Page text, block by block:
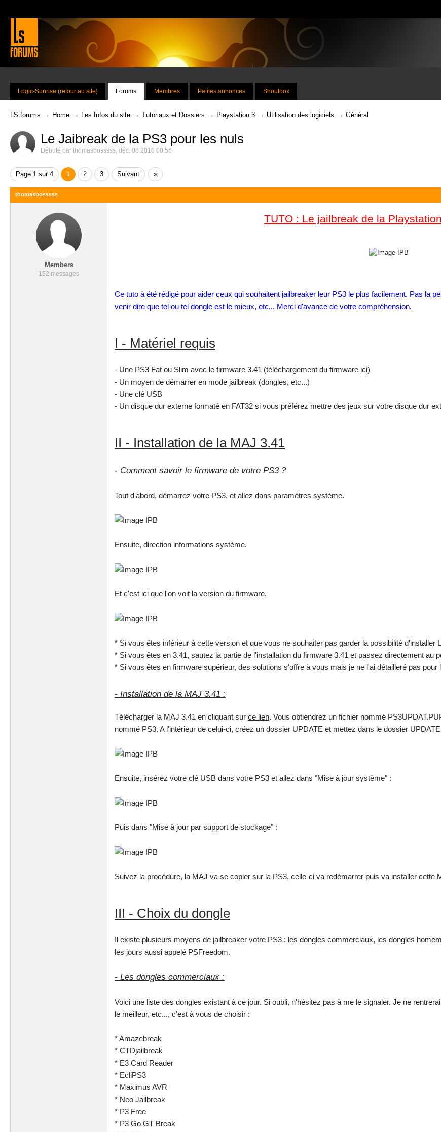
Logic-Sunrise (retour au site) Forums Membres Petites annonces Shoutbox
LS forums → Home → Les Infos du site → Tutoriaux et Dossiers → Playstation 3 → Utilisation des logiciels → Général
Le Jaibreak de la PS3 pour les nuls
Débuté par thomasbosssss, déc. 08 2010 00:56
Page 1 sur 4 1 2 3 Suivant »
thomasbosssss
Members
152 messages
TUTO : Le jailbreak de la
Ce tuto à été rédigé pour aider ceux qui souhaitent jailbreaker leur PS3 le plus facilement. Pas la
venir dire que tel ou tel dongle est le mieux, etc... Merci d'avance de votre compréhension.
I - Matériel requis
- Une PS3 Fat ou Slim avec le firmware 3.41 (téléchargement du firmware ici)
- Un moyen de démarrer en mode jailbreak (dongles, etc...)
- Une clé USB
- Un disque dur externe formaté en FAT32 si vous préférez mettre des jeux sur votre disque dur
II - Installation de la MAJ 3.41
- Comment savoir le firmware de votre PS3 ?
Tout d'abord, démarrez votre PS3, et allez dans paramètres système.
Ensuite, direction informations système.
Et c'est ici que l'on voit la version du firmware.
* Si vous êtes inférieur à cette version et que vous ne souhaiter pas garder la possibilité d'installer
* Si vous êtes en 3.41, sautez la partie de l'installation du firmware 3.41 et passez directement au
* Si vous êtes en firmware supérieur, des solutions s'offre à vous mais je ne l'ai détailleré pas pour
- Installation de la MAJ 3.41 :
Télécharger la MAJ 3.41 en cliquant sur ce lien. Vous obtiendrez un fichier nommé
nommé PS3. A l'intérieur de celui-ci, créez un dossier UPDATE et mettez dans le dossier
Ensuite, insérez votre clé USB dans votre PS3 et allez dans "Mise à jour système" :
Puis dans "Mise à jour par support de stockage" :
Suivez la procédure, la MAJ va se copier sur la PS3, celle-ci va redémarrer puis va installer cette
III - Choix du dongle
Il existe plusieurs moyens de jailbreaker votre PS3 : les dongles commerciaux, les dongles
les jours aussi appelé PSFreedom.
- Les dongles commerciaux :
Voici une liste des dongles existant à ce jour. Si oubli, n'hésitez pas à me le signaler. Je ne
le meilleur, etc..., c'est à vous de choisir :
* Amazebreak
* CTDjailbreak
* E3 Card Reader
* EcliPS3
* Maximus AVR
* Neo Jailbreak
* P3 Free
* P3 Go GT Break